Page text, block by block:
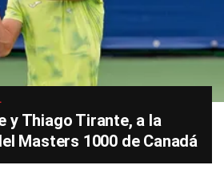
y Thiago Tirante, a la
Masters 1000 de Canadá